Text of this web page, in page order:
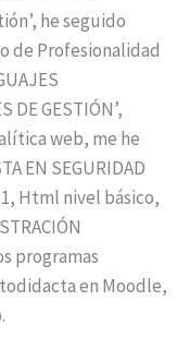
he seguido
de Profesionalidad
DE GESTIÓN’,
web, me he
EN SEGURIDAD
1, Html nivel básico,
programas
en Moodle,